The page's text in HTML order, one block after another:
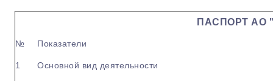
ПАСПОРТ АО
№ Показатели
1 Основной вид деятельности